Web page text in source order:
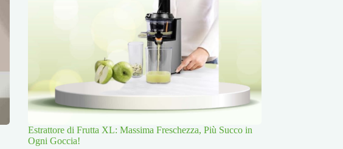
Estrattore di Frutta XL: Massima Freschezza, Più Succo in
Ogni Goccia!